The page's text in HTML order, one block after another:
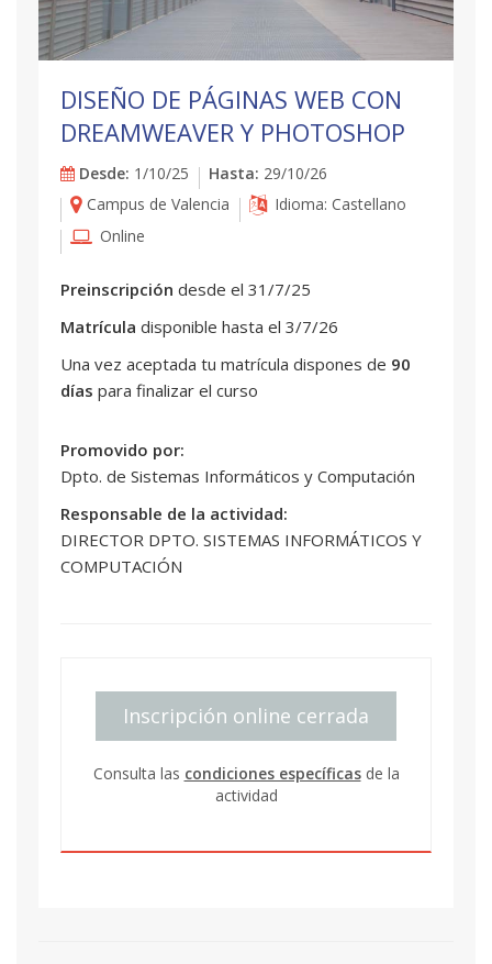
DISEÑO DE PÁGINAS WEB CON
DREAMWEAVER Y PHOTOSHOP
Desde: 1/10/25 Hasta: 29/10/26
Campus de Valencia
Idioma: Castellano
Online
Preinscripción
desde el 31/7/25
Matrícula disponible hasta el 3/7/26
Una vez aceptada tu matrícula dispones de 90
días para finalizar el curso
Promovido por:
Dpto. de Sistemas Informáticos y Computación
Responsable de la actividad:
DIRECTOR DPTO. SISTEMAS INFORMÁTICOS Y
COMPUTACIÓN
Inscripción online cerrada
Consulta las condiciones específicasde la
actividad